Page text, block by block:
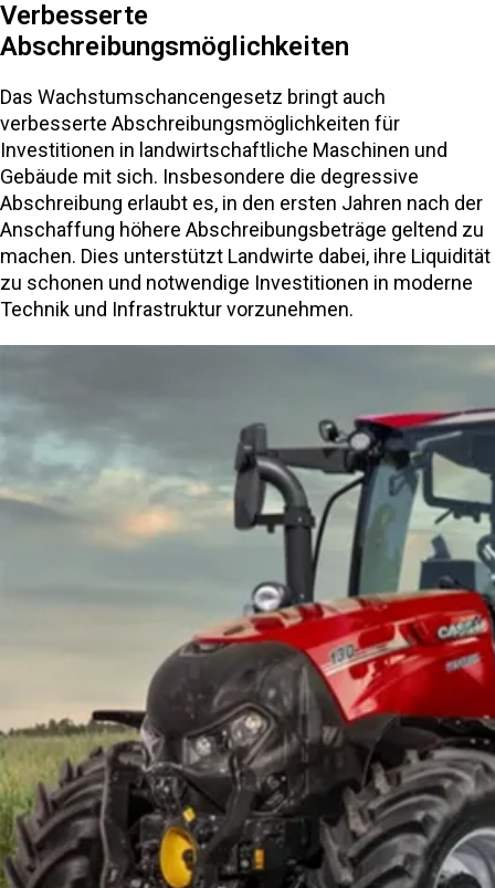
Verbesserte
Abschreibungsmöglichkeiten
Das Wachstumschancengesetz bringt auch
verbesserte Abschreibungsmöglichkeiten für
Investitionen in landwirtschaftliche Maschinen und
Gebäude mit sich. Insbesondere die degressive
Abschreibung erlaubt es, in den ersten Jahren nach der
Anschaffung höhere Abschreibungsbeträge geltend zu
machen. Dies unterstützt Landwirte dabei, ihre Liquidität
zu schonen und notwendige Investitionen in moderne
Technik und Infrastruktur vorzunehmen​.